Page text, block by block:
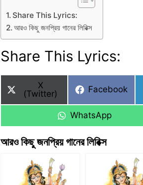
Share This Lyrics:
আরও কিছু জনপ্রিয় গানের লিরিক্স
Share This Lyrics:
Share
on
X
(Twitter)
Share
Facebook
Share
WhatsApp
আরও কিছু জনপ্রিয় গানের লিরিক্স